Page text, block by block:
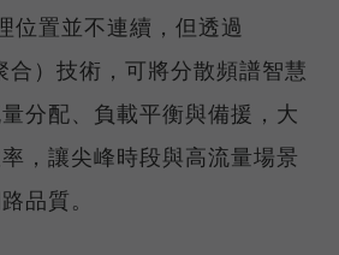
位置並不連續，但透過
合）技術，可將分散頻譜智慧
分配、負載平衡與備援，大
，讓尖峰時段與高流量場景
品質。